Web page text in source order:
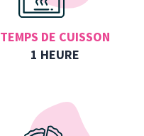
TEMPS DE CUISSON
1 HEURE